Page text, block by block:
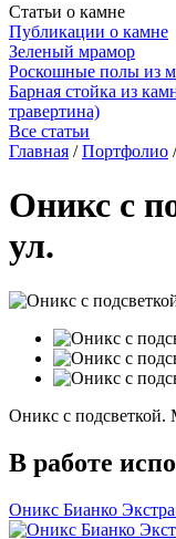
Статьи о камне
Публикации о камне
Зеленый мрамор
Роскошные полы из
Барная стойка из
травертина)
Все статьи
Главная / Портфолио /
Оникс с
ул.
Оникс с подсветкой.
В работе
Оникс Бианко